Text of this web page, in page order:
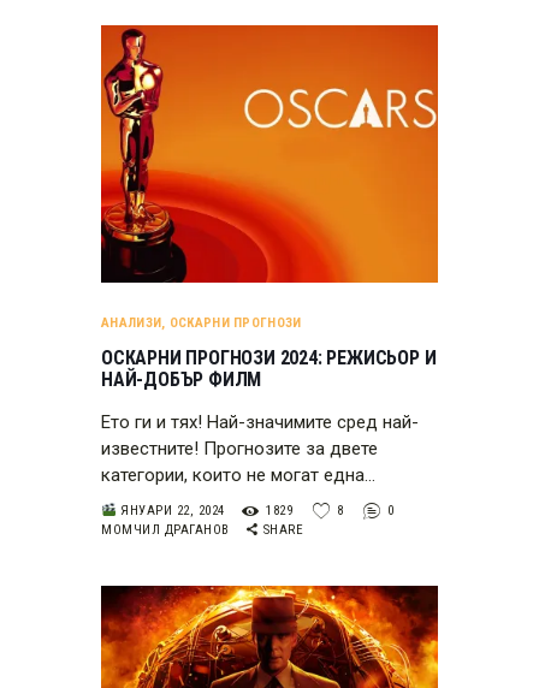
АНАЛИЗИ, ОСКАРНИ ПРОГНОЗИ
ОСКАРНИ ПРОГНОЗИ 2024: РЕЖИСЬОР И
НАЙ-ДОБЪР ФИЛМ
Ето ги и тях! Най-значимите сред най-
известните! Прогнозите за двете
категории, които не могат една…
ЯНУАРИ 22, 2024 1829 8
0
МОМЧИЛ ДРАГАНОВ
SHARE